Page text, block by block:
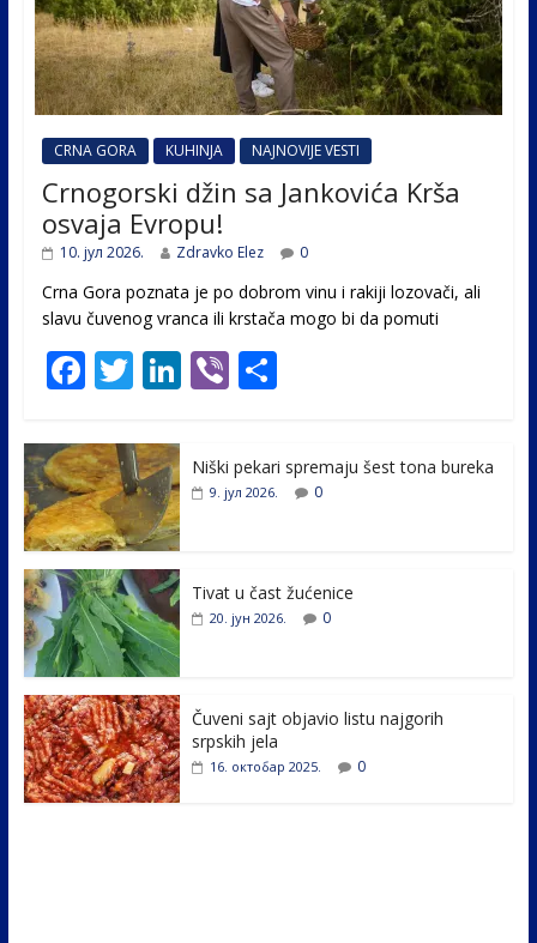
CRNA GORA KUHINJA NAJNOVIJE VESTI
Crnogorski džin sa Jankovića Krša
osvaja Evropu!
10. јул 2026. Zdravko Elez 0
Crna Gora poznata je po dobrom vinu i rakiji lozovači, ali
slavu čuvenog vranca ili krstača mogo bi da pomuti
F
e
b
o
o
k
T
itt
er
Li
e
Vi S
e
Niški pekari spremaju šest tona bureka
9. јул 2026. 0
Tivat u čast žućenice
20. јун 2026. 0
Čuveni sajt objavio listu najgorih
srpskih jela
16. октобар 2025. 0